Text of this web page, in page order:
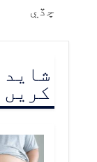
ڇڏي
شاید
کریں